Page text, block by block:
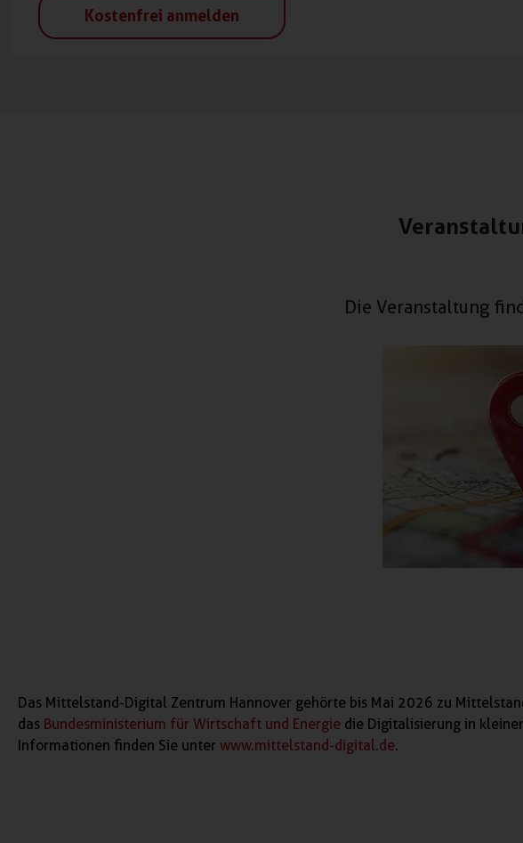
Kostenfrei anmelden
Die Veranstaltung
Das Mittelstand-Digital Zentrum Hannover gehörte bis Mai 2026 zu
das Bundesministerium für Wirtschaft und Energie die Digitalisierung in
Informationen finden Sie unter www.mittelstand-digital.de.